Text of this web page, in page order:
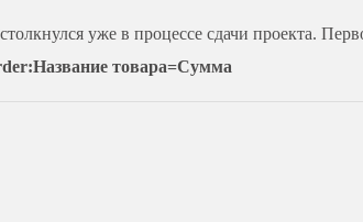
уже в процессе сдачи проекта.
товара=Сумма